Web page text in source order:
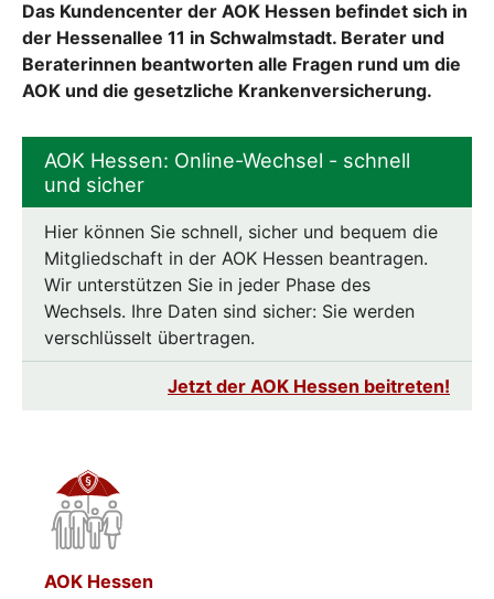
Das Kundencenter der AOK Hessen befindet sich in
der Hessenallee 11 in Schwalmstadt. Berater und
Beraterinnen beantworten alle Fragen rund um die
AOK und die gesetzliche Krankenversicherung.
AOK Hessen: Online-Wechsel - schnell
und sicher
Hier können Sie schnell, sicher und bequem die
Mitgliedschaft in der AOK Hessen beantragen.
Wir unterstützen Sie in jeder Phase des
Wechsels. Ihre Daten sind sicher: Sie werden
verschlüsselt übertragen.
Jetzt der AOK Hessen beitreten!
AOK Hessen